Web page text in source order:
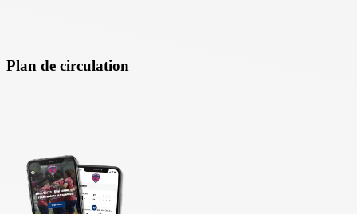
Plan de circulation